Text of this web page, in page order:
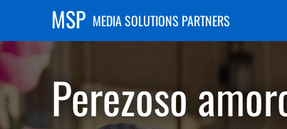
MSP MEDIA SOLUTIONS PARTNERS
Perezoso